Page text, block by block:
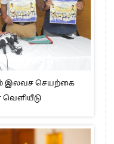
இலவச செயற்கை
வெளியீடு